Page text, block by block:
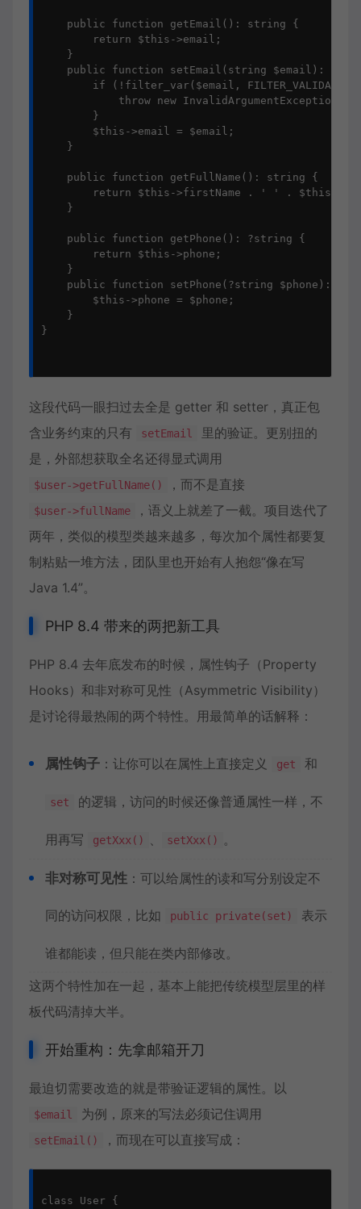
    public function getEmail(): string {
        return $this->email;
    }
public function setEmail(string $email): void
if (!filter_var($email,
throw new InvalidArgumentException('邮
        }
        $this->email = $email;
    }
    public function getFullName(): string {
return $this->firstName . ' ' . $this-
    }
    public function getPhone(): ?string {
        return $this->phone;
    }
public function setPhone(?string $phone):
        $this->phone = $phone;
    }
}
这段代码一眼扫过去全是 getter 和 setter，真正包
含业务约束的只有
setEmail
里的验证。更别扭的
是，外部想获取全名还得显式调用
$user->getFullName() ，而不是直接
$user->fullName
，语义上就差了一截。项目迭代了
两年，类似的模型类越来越多，每次加个属性都要复
制粘贴一堆方法，团队里也开始有人抱怨“像在写
Java 1.4”。
PHP 8.4 带来的两把新工具
PHP 8.4 去年底发布的时候，属性钩子（Property
Hooks）和非对称可见性（Asymmetric Visibility）
是讨论得最热闹的两个特性。用最简单的话解释：
属性钩子 ：让你可以在属性上直接定义 get 和
set 的逻辑，访问的时候还像普通属性一样，不
用再写 getXxx() 、 setXxx() 。
非对称可见性 ：可以给属性的读和写分别设定不
同的访问权限，比如 public private(set) 表示
谁都能读，但只能在类内部修改。
这两个特性加在一起，基本上能把传统模型层里的样
板代码清掉大半。
开始重构：先拿邮箱开刀
最迫切需要改造的就是带验证逻辑的属性。以
$email 为例，原来的写法必须记住调用
setEmail() ，而现在可以直接写成：
class User {